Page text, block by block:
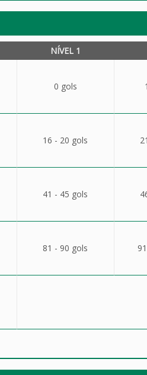
NÍVEL 1
0 gols
16 - 20 gols
41 - 45 gols
81 - 90 gols